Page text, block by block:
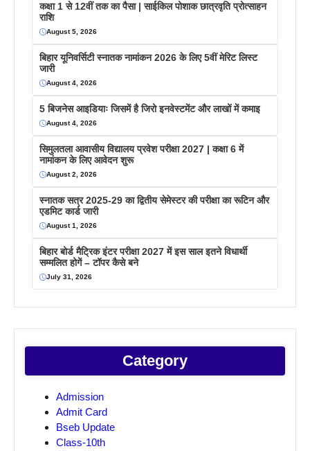
कक्षा 1 से 12वीं तक का पैसा | साईकिल पोशाक छात्रवृति प्रोत्साहन
राशि
August 5, 2026
बिहार यूनिवर्सिटी स्नातक नामांकन 2026 के लिए 5वीं मेरिट लिस्ट
जारी
August 4, 2026
5 बिजनेस आइडियाः जिसमें है जिरो इनवेस्टमेंट और लाखों में कमाइ
August 4, 2026
सिमुलतला आवासीय विद्यालय प्रवेश परीक्षा 2027 | कक्षा 6 में
नामांकन के लिए आवेदन शुरू
August 2, 2026
स्नातक सत्र 2025-29 का द्वितीय सेमेस्टर की परीक्षा का रूटिन और
एडमिट कार्ड जारी
August 1, 2026
बिहार बोर्ड मैट्रिक इंटर परीक्षा 2027 में इस साल इतने विधार्थी
सम्मलित होगें – टॉपर कैसे बने
July 31, 2026
Category
Admission
Admit Card
Bseb Update
Class-10th